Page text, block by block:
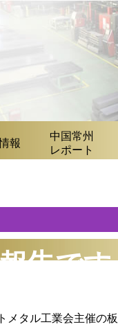
報
中国常州
レポート
告です
タル工業会主催の